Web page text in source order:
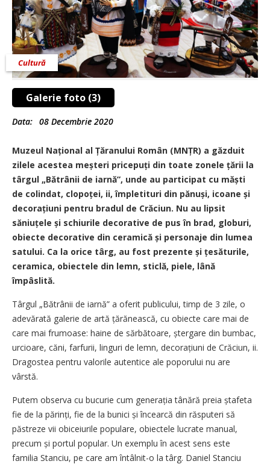
Galerie foto (3)
Cultură
Data: 08 Decembrie 2020
Muzeul Național al Țăranului Român (MNȚR) a găzduit
zilele acestea meșteri pricepuți din toate zonele țării la
târgul „Bătrânii de iarnă”, unde au participat cu măști
de colindat, clopoței, ii, împletituri din pănuși, icoane și
decorațiuni pentru bradul de Crăciun. Nu au lipsit
săniuțele și schiurile decorative de pus în brad, globuri,
obiecte decorative din ceramică și personaje din lumea
satului. Ca la orice târg, au fost prezente și țesăturile,
ceramica, obiectele din lemn, sticlă, piele, lână
împâslită.
Târgul „Bătrânii de iarnă” a oferit publicului, timp de 3 zile, o
adevărată galerie de artă țără­nească, cu obiecte care mai de
care mai frumoase: haine de sărbătoare, ștergare din bumbac,
urcioare, căni, farfurii, linguri de lemn, decorațiuni de Crăciun, ii.
Dragostea pentru valorile autentice ale poporului nu are
vârstă.
Putem observa cu bucurie cum generația tânără preia ștafeta
fie de la părinți, fie de la bunici și încearcă din răsputeri să
păstreze vii obiceiurile populare, obiectele lucrate manual,
precum și portul popular. Un exemplu în acest sens este
familia Stanciu, pe care am întâlnit-o la târg. Daniel Stanciu